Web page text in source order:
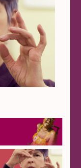
Online 2021
2021